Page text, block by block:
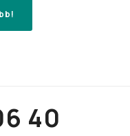
40